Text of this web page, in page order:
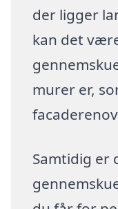
der ligger
kan det
murer er,
Samtidig er